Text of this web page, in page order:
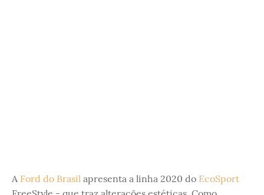
A Ford do Brasil apresenta a linha 2020 do EcoSport